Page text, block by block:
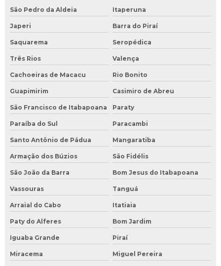
São Pedro da Aldeia Itaperuna
Japeri Barra do Piraí
Saquarema Seropédica
Três Rios Valença
Cachoeiras de Macacu Rio Bonito
Guapimirim Casimiro de Abreu
São Francisco de Itabapoana Paraty
Paraíba do Sul Paracambi
Santo Antônio de Pádua Mangaratiba
Armação dos Búzios São Fidélis
São João da Barra Bom Jesus do Itabapoana
Vassouras Tanguá
Arraial do Cabo Itatiaia
Paty do Alferes Bom Jardim
Iguaba Grande Piraí
Miracema Miguel Pereira